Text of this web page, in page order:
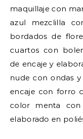
maquillaje con
azul mezclilla
bordados de
cuartos con
de encaje y
nude con ondas
encaje con forro
color menta con
elaborado en